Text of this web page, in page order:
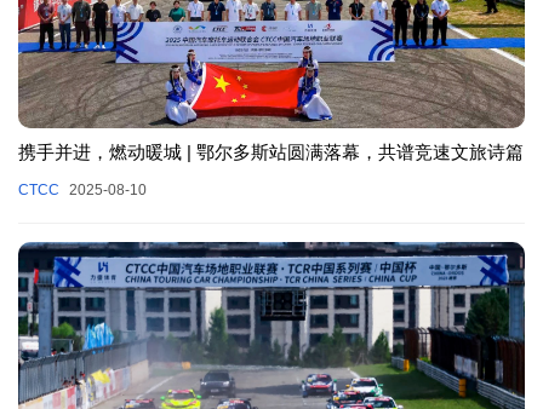
携手并进，燃动暖城 | 鄂尔多斯站圆满落幕，共谱竞速文旅诗篇
CTCC 2025-08-10